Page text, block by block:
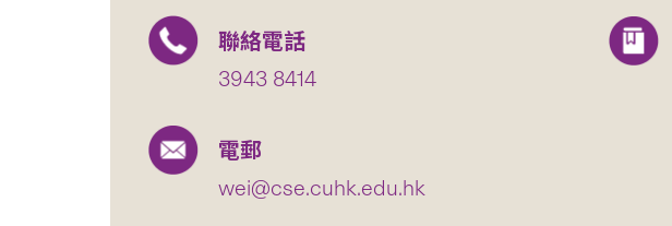
聯絡電話
3943 8414
電郵
wei@cse.cuhk.edu.hk